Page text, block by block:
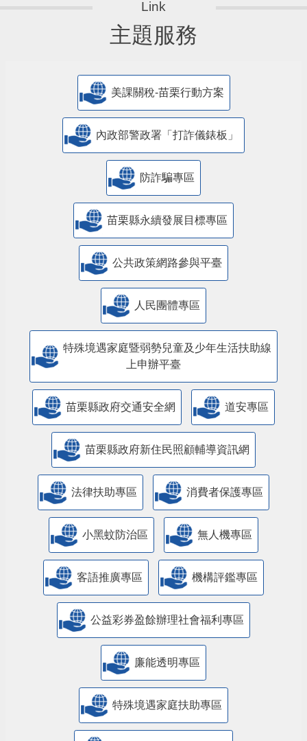
主題服務
美課關稅-苗栗行動方案
內政部警政署「打詐儀錶板」
防詐騙專區
苗栗縣永續發展目標專區
公共政策網路參與平臺
人民團體專區
特殊境遇家庭暨弱勢兒童及少年生活扶助線
上申辦平臺
苗栗縣政府交通安全網 道安專區
苗栗縣政府新住民照顧輔導資訊網
法律扶助專區 消費者保護專區
小黑蚊防治區 無人機專區
客語推廣專區 機構評鑑專區
公益彩券盈餘辦理社會福利專區
廉能透明專區
特殊境遇家庭扶助專區